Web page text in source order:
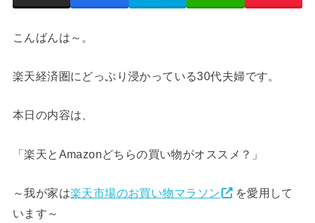
こんばんは～。
楽天経済圏にどっぷり浸かっている30代夫婦です。
本日の内容は、
「楽天とAmazonどちらの買い物がオススメ？」
～我が家は楽天市場のお買い物マラソン
を愛用して
います～